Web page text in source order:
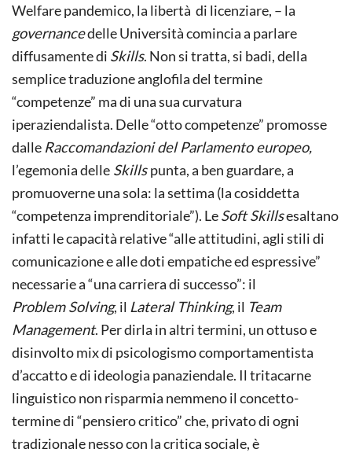
Welfare pandemico, la libertà di licenziare, – la
governancedelle Università comincia a parlare
diffusamente di Skills. Non si tratta, si badi, della
semplice traduzione anglofila del termine
“competenze” ma di una sua curvatura
iperaziendalista. Delle “otto competenze” promosse
dalle Raccomandazioni del Parlamento europeo,
l’egemonia delle Skillspunta, a ben guardare, a
promuoverne una sola: la settima (la cosiddetta
“competenza imprenditoriale”). LeSoft Skillsesaltano
infatti le capacità relative “alle attitudini, agli stili di
comunicazione e alle doti empatiche ed espressive”
necessarie a “una carriera di successo”: il
Problem Solving, il Lateral Thinking, il Team
Management. Per dirla in altri termini, un ottuso e
disinvolto mix di psicologismo comportamentista
d’accatto e di ideologia panaziendale. Il tritacarne
linguistico non risparmia nemmeno il concetto-
termine di “pensiero critico” che, privato di ogni
tradizionale nesso con la critica sociale, è